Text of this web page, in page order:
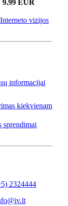
9.99 EUR
Interneto vizijos
2324444